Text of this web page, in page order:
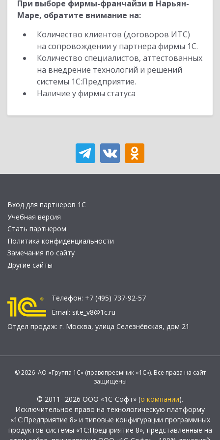
При выборе фирмы-франчайзи в Нарьян-
Маре, обратите внимание на:
Количество клиентов (договоров ИТС)
на сопровождении у партнера фирмы 1С.
Количество специалистов, аттестованных
на внедрение технологий и решений
системы 1С:Предприятие.
Наличие у фирмы статуса
Вход для партнеров 1С
Учебная версия
Стать партнером
Политика конфиденциальности
Замечания по сайту
Другие сайты
Телефон: +7 (495) 737-92-57
Email: site_v8@1c.ru
Отдел продаж: г. Москва, улица Селезнёвская, дом 21
© 2026 АО «Группа 1С» (правопреемник «1С»). Все права на сайт
защищены
© 2011- 2026 ООО «1С-Софт» (о компании).
Исключительное право на технологическую платформу
«1С:Предприятие 8» и типовые конфигурации программных
продуктов системы «1С:Предприятие 8», представленные на